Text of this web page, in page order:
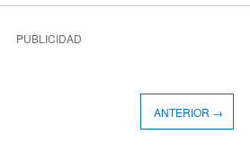
PUBLICIDAD
ANTERIOR →